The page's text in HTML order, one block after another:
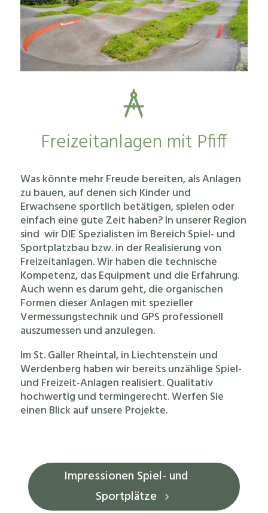
Freizeitanlagen mit Pfiff
Was könnte mehr Freude bereiten, als Anlagen
zu bauen, auf denen sich Kinder und
Erwachsene sportlich betätigen, spielen oder
einfach eine gute Zeit haben? In unserer Region
sind wir DIE Spezialisten im Bereich Spiel- und
Sportplatzbau bzw. in der Realisierung von
Freizeitanlagen. Wir haben die technische
Kompetenz, das Equipment und die Erfahrung.
Auch wenn es darum geht, die organischen
Formen dieser Anlagen mit spezieller
Vermessungstechnik und GPS professionell
auszumessen und anzulegen.
Im St. Galler Rheintal, in Liechtenstein und
Werdenberg haben wir bereits unzählige Spiel-
und Freizeit-Anlagen realisiert. Qualitativ
hochwertig und termingerecht. Werfen Sie
einen Blick auf unsere Projekte.
Impressionen Spiel- und
Sportplätze